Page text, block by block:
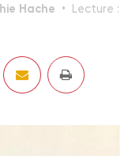
Hache Lecture :